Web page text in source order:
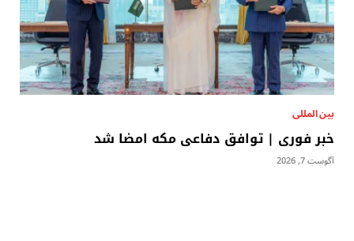
بين المللى
خبر فوری | توافق دفاعی مکه امضا شد
آگوست 7, 2026